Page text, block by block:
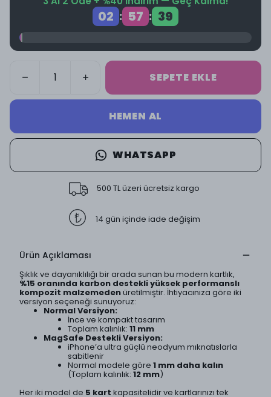
02 : 57 : 38
SEPETE EKLE
HEMEN AL
WHATSAPP
500 TL üzeri ücretsiz kargo
14 gün içinde iade değişim
Ürün Açıklaması
Şıklık ve dayanıklılığı bir arada sunan bu modern kartlık,
%15 oranında karbon destekli yüksek performanslı
kompozit malzemedenüretilmiştir. İhtiyacınıza göre iki
versiyon seçeneği sunuyoruz:
Normal Versiyon:
İnce ve kompakt tasarım
Toplam kalınlık: 11 mm
MagSafe Destekli Versiyon:
iPhone’a ultra güçlü neodyum mıknatıslarla
sabitlenir
Normal modele göre 1 mm daha kalın
(Toplam kalınlık: 12 mm)
Her iki model de 5 kart kapasitelidir ve kartlarınızı tek